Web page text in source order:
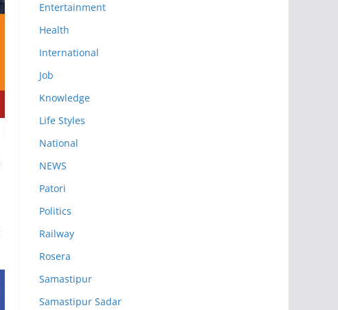
Entertainment
Health
International
Job
Knowledge
Life Styles
National
NEWS
Patori
Politics
Railway
Rosera
Samastipur
Samastipur Sadar